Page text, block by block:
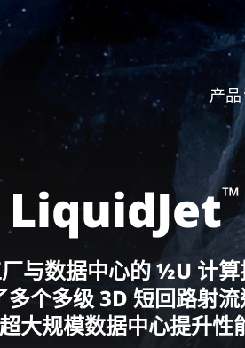
产品​
LiquidJet™
与数据中心的 ½U 计算
多个多级 3D 短回路射
规模数据中心提升性